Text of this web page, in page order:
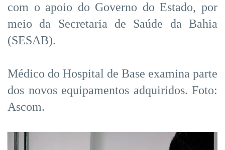
com o apoio do Governo do Estado, por
meio da Secretaria de Saúde da Bahia
(SESAB).
Médico do Hospital de Base examina parte
dos novos equipamentos adquiridos. Foto:
Ascom.